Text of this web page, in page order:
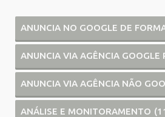
ANUNCIA NO GOOGLE DE
ANUNCIA VIA AGÊNCIA GOOGLE
ANUNCIA VIA AGÊNCIA NÃO
ANÁLISE E MONITORAMENTO